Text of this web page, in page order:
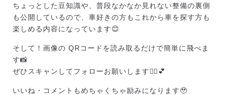
ちょっとした豆知識や、普段なかなか見れない整備の裏側
も公開しているので、車好きの方もこれから車を探す方も
楽しめる内容になっています😊
そして！画像の QRコードを読み取るだけで簡単に飛べま
す📸
ぜひスキャンしてフォローお願いします🙇‍♀️💕
いいね・コメントもめちゃくちゃ励みになります🥹